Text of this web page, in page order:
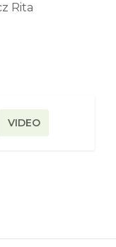
Rita
VIDEO